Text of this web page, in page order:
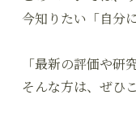
今知りたい「自分
「最新の評価や研
そんな方は、ぜひ